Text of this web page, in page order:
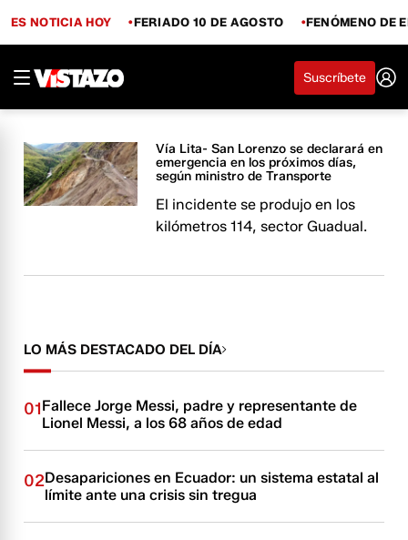
ES NOTICIA HOY FERIADO 10 DE AGOSTO FENÓMENO DE
Suscríbete
Vía Lita- San Lorenzo se declarará en
emergencia en los próximos días,
según ministro de Transporte
El incidente se produjo en los
kilómetros 114, sector Guadual.
LO MÁS DESTACADO DEL DÍA
01Fallece Jorge Messi, padre y representante de
Lionel Messi, a los 68 años de edad
02Desapariciones en Ecuador: un sistema estatal al
límite ante una crisis sin tregua